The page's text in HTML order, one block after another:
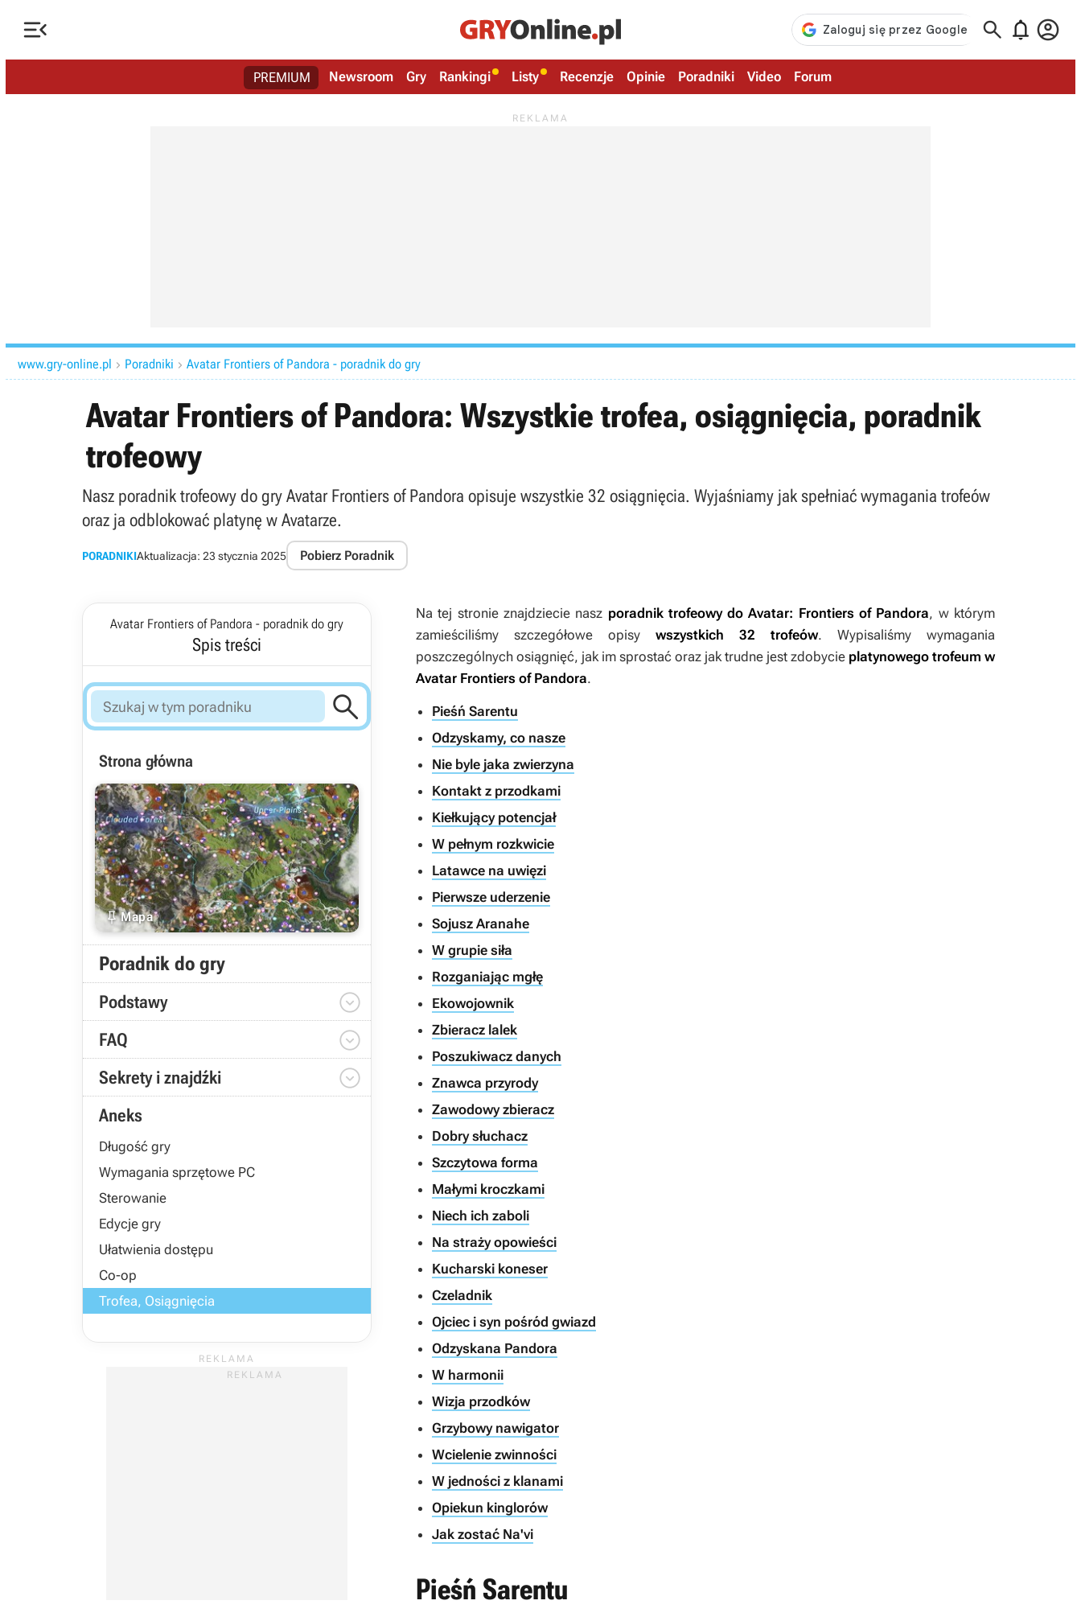
   
PREMIUM Newsroom Gry Rankingi Listy Recenzje Opinie Poradniki Video Forum
www.gry-online.pl  Poradniki  Avatar Frontiers of Pandora - poradnik do gry
Avatar Frontiers of Pandora: Wszystkie trofea, osiągnięcia, poradnik
trofeowy
Nasz poradnik trofeowy do gry Avatar Frontiers of Pandora opisuje wszystkie 32 osiągnięcia. Wyjaśniamy jak spełniać wymagania trofeów
oraz ja odblokować platynę w Avatarze.
PORADNIKIAktualizacja: 23 stycznia 2025 Pobierz Poradnik
Avatar Frontiers of Pandora - poradnik do gry
Spis treści

Strona główna
Mapa
Poradnik do gry
Podstawy 
FAQ 
Sekrety i znajdźki 
Aneks
Długość gry
Wymagania sprzętowe PC
Sterowanie
Edycje gry
Ułatwienia dostępu
Co-op
Trofea, Osiągnięcia
Na tej stronie znajdziecie nasz poradnik trofeowy doAvatar: Frontiers of Pandora, w którym
zamieściliśmy szczegółowe opisy wszystkich 32 trofeów. Wypisaliśmy wymagania
poszczególnych osiągnięć, jak im sprostać oraz jak trudne jest zdobycie platynowego trofeum w
Avatar Frontiers of Pandora.
Pieśń Sarentu
Odzyskamy, co nasze
Nie byle jaka zwierzyna
Kontakt z przodkami
Kiełkujący potencjał
W pełnym rozkwicie
Latawce na uwięzi
Pierwsze uderzenie
Sojusz Aranahe
W grupie siła
Rozganiając mgłę
Ekowojownik
Zbieracz lalek
Poszukiwacz danych
Znawca przyrody
Zawodowy zbieracz
Dobry słuchacz
Szczytowa forma
Małymi kroczkami
Niech ich zaboli
Na straży opowieści
Kucharski koneser
Czeladnik
Ojciec i syn pośród gwiazd
Odzyskana Pandora
W harmonii
Wizja przodków
Grzybowy nawigator
Wcielenie zwinności
W jedności z klanami
Opiekun kinglorów
Jak zostać Na'vi
Pieśń Sarentu